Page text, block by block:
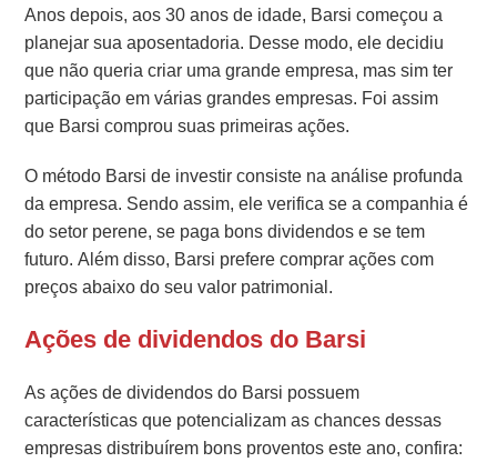
Anos depois, aos 30 anos de idade, Barsi começou a
planejar sua aposentadoria. Desse modo, ele decidiu
que não queria criar uma grande empresa, mas sim ter
participação em várias grandes empresas. Foi assim
que Barsi comprou suas primeiras ações.
O método Barsi de investir consiste na análise profunda
da empresa. Sendo assim, ele verifica se a companhia é
do setor perene, se paga bons dividendos e se tem
futuro. Além disso, Barsi prefere comprar ações com
preços abaixo do seu valor patrimonial.
Ações de dividendos do Barsi
As ações de dividendos do Barsi possuem
características que potencializam as chances dessas
empresas distribuírem bons proventos este ano, confira: